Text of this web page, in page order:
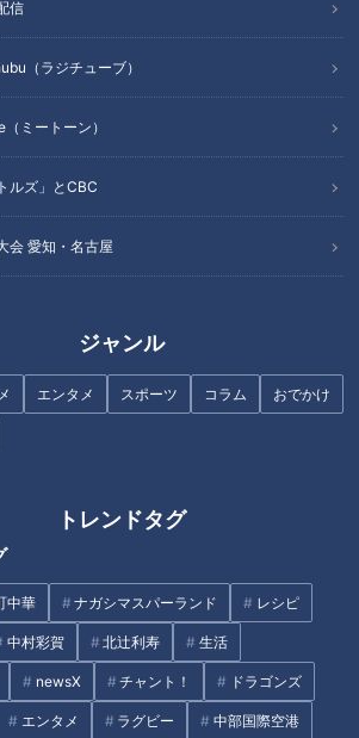
信
（ラジチューブ）
ミートーン）
ルズ」とCBC
会 愛知・名古屋
ジャンル
エンタメ スポーツ コラム おでかけ
トレンドタグ
中華 ナガシマスパーランド レシピ
中村彩賀 北辻利寿 生活
newsX チャント！ ドラゴンズ
エンタメ ラグビー 中部国際空港
記事に戻る
』ウエイ
ラブ、
会う！
高校生が水族館のお土産開発！
連覇目指
25回も全国制覇！“海なし県”の